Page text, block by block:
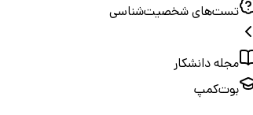
تست‌های شخصیت‌شناسی
مجله دانشکار
بوت‌کمپ